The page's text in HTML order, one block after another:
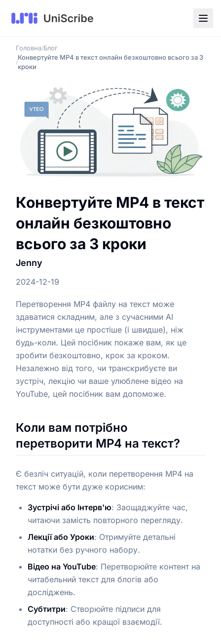
Головна/Блог
/
Конвертуйте MP4 в текст онлайн безкоштовно всього за 3
кроки
Конвертуйте MP4 в текст
онлайн безкоштовно
всього за 3 кроки
Jenny
2024-12-19
Перетворення MP4 файлу на текст може
здаватися складним, але з сучасними AI
інструментами це простіше (і швидше), ніж
будь-коли. Цей посібник покаже вам, як це
зробити безкоштовно, крок за кроком.
Незалежно від того, чи транскрибуєте ви
зустріч, лекцію чи ваше улюблене відео на
YouTube, цей посібник вам допоможе.
Коли вам потрібно
перетворити MP4 на текст?
Є безліч ситуацій, коли перетворення MP4 на
текст може бути дуже корисним:
Зустрічі або Інтерв'ю: Заощаджуйте час,
читаючи замість повторного перегляду.
Лекції або Уроки: Отримуйте детальні
нотатки без ручного набору.
Відео на YouTube: Перетворюйте контент на
читабельний текст для блогів або
досліджень.
Субтитри: Створюйте підписи для
доступності або кращої взаємодії.